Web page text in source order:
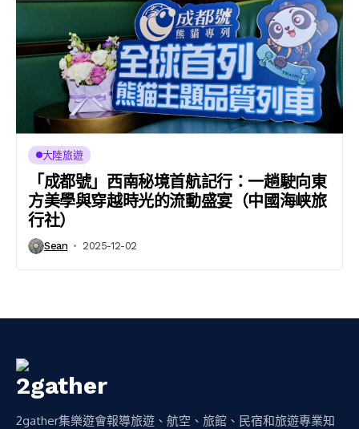
大陸旅遊
「成都號」西南秘境首航記行：一趟駛向東
方美學與穿越時光的流動盛宴（中國海峡旅
行社）
Sean 2025-12-02
2gather集樂遊會報導旅遊、航空、旅館、民宿和旅遊專業知